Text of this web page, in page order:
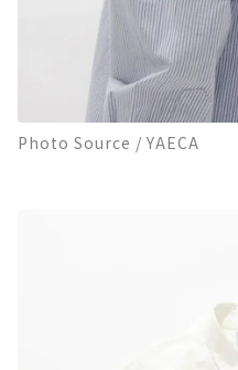
Photo Source / YAECA